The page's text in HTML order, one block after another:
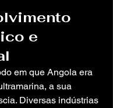
e
em que Angola era
a sua
Diversas indústrias